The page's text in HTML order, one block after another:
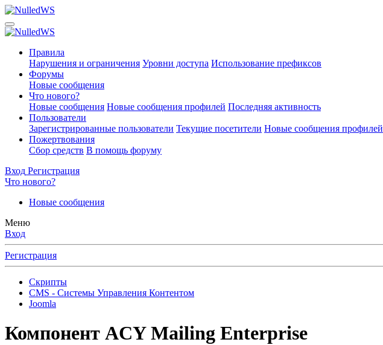
Правила
Нарушения и ограничения Уровни доступа Использование префиксов
Форумы
Новые сообщения
Что нового?
Новые сообщения Новые сообщения профилей Последняя активность
Пользователи
Зарегистрированные пользователи Текущие посетители Новые сообщения профилей
Пожертвования
Сбор средств В помощь форуму
Вход Регистрация
Что нового?
Новые сообщения
Меню
Вход
Регистрация
Скрипты
CMS - Системы Управления Контентом
Joomla
Компонент ACY Mailing Enterprise